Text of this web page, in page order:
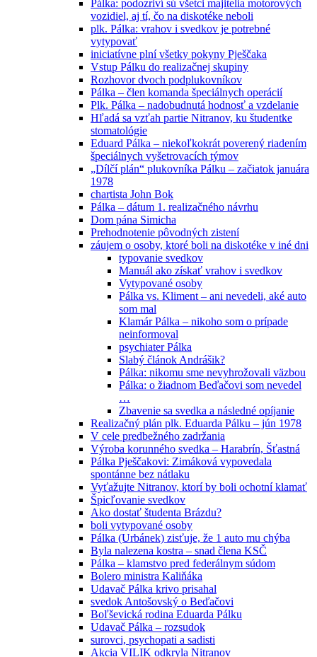
Pálka: podozriví sú všetci majitelia motorových
vozidiel, aj tí, čo na diskotéke neboli
plk. Pálka: vrahov i svedkov je potrebné
vytypovať
iniciatívne plní všetky pokyny Pješčaka
Vstup Pálku do realizačnej skupiny
Rozhovor dvoch podplukovníkov
Pálka – člen komanda špeciálnych operácií
Plk. Pálka – nadobudnutá hodnosť a vzdelanie
Hľadá sa vzťah partie Nitranov, ku študentke
stomatológie
Eduard Pálka – niekoľkokrát poverený riadením
špeciálnych vyšetrovacích týmov
„Dílčí plán“ plukovníka Pálku – začiatok januára
1978
chartista John Bok
Pálka – dátum 1. realizačného návrhu
Dom pána Simicha
Prehodnotenie pôvodných zistení
záujem o osoby, ktoré boli na diskotéke v iné dni
typovanie svedkov
Manuál ako získať vrahov i svedkov
Vytypované osoby
Pálka vs. Kliment – ani nevedeli, aké auto
som mal
Klamár Pálka – nikoho som o prípade
neinformoval
psychiater Pálka
Slabý článok Andrášik?
Pálka: nikomu sme nevyhrožovali väzbou
Pálka: o žiadnom Beďačovi som nevedel
…
Zbavenie sa svedka a následné opíjanie
Realizačný plán plk. Eduarda Pálku – jún 1978
V cele predbežného zadržania
Výroba korunného svedka – Harabrín, Šťastná
Pálka Pješčakovi: Zimáková vypovedala
spontánne bez nátlaku
Vyťažujte Nitranov, ktorí by boli ochotní klamať
Špicľovanie svedkov
Ako dostať študenta Brázdu?
boli vytypované osoby
Pálka (Urbánek) zisťuje, že 1 auto mu chýba
Byla nalezena kostra – snad člena KSČ
Pálka – klamstvo pred federálnym súdom
Bolero ministra Kaliňáka
Udavač Pálka krivo prisahal
svedok Antošovský o Beďačovi
Boľševická rodina Eduarda Pálku
Udavač Pálka – rozsudok
surovci, psychopati a sadisti
Akcia VILIK odkryla Nitranov